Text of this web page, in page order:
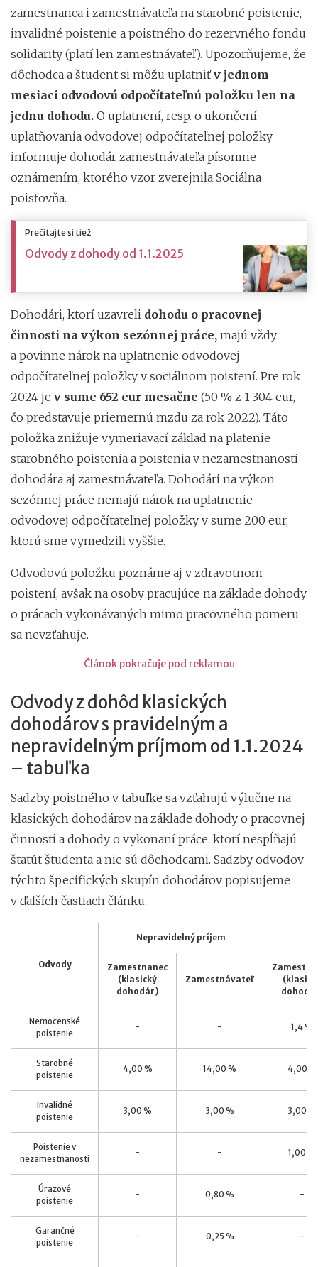
zamestnanca i zamestnávateľa na starobné poistenie,
invalidné poistenie a poistného do rezervného fondu
solidarity (platí len zamestnávateľ). Upozorňujeme, že
dôchodca a študent si môžu uplatniťv jednom
mesiaci odvodovú odpočítateľnú položku len na
jednu dohodu. O uplatnení, resp. o ukončení
uplatňovania odvodovej odpočítateľnej položky
informuje dohodár zamestnávateľa písomne
oznámením, ktorého vzor zverejnila Sociálna
poisťovňa.
Prečítajte si tiež
Odvody z dohody od 1.1.2025
Dohodári, ktorí uzavreli dohodu o pracovnej
činnosti na výkon sezónnej práce, majú vždy
a povinne nárok na uplatnenie odvodovej
odpočítateľnej položky v sociálnom poistení. Pre rok
2024 je v sume 652 eur mesačne (50 % z 1 304 eur,
čo predstavuje priemernú mzdu za rok 2022). Táto
položka znižuje vymeriavací základ na platenie
starobného poistenia a poistenia v nezamestnanosti
dohodára aj zamestnávateľa. Dohodári na výkon
sezónnej práce nemajú nárok na uplatnenie
odvodovej odpočítateľnej položky v sume 200 eur,
ktorú sme vymedzili vyššie.
Odvodovú položku poznáme aj v zdravotnom
poistení, avšak na osoby pracujúce na základe dohody
o prácach vykonávaných mimo pracovného pomeru
sa nevzťahuje.
Článok pokračuje pod reklamou
Odvody z dohôd klasických
dohodárov s pravidelným a
nepravidelným príjmom od 1.1.2024
– tabuľka
Sadzby poistného v tabuľke sa vzťahujú výlučne na
klasických dohodárov na základe dohody o pracovnej
činnosti a dohody o vykonaní práce, ktorí nespĺňajú
štatút študenta a nie sú dôchodcami. Sadzby odvodov
týchto špecifických skupín dohodárov popisujeme
v ďalších častiach článku.
Odvody
Nepravidelný príjem
Zamestnanec
(klasický
dohodár)
Zamestnávateľ
Nemocenské
poistenie
- - 1,4 %
Starobné
poistenie
4,00 % 14,00 % 4,00 %
Invalidné
poistenie
3,00 % 3,00 % 3,00 %
Poistenie v
nezamestnanosti
- - 1,00 %
Úrazové
poistenie
- 0,80 % -
Garančné
poistenie
- 0,25 % -